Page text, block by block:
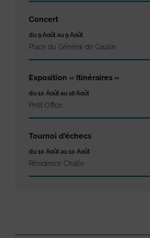
Concert
du 9 Août au 9 Août
Place du Général de Gaulle
Exposition « Itinéraires »
du 10 Août au 16 Août
Petit Office
Tournoi d’échecs
du 10 Août au 10 Août
Résidence Challe